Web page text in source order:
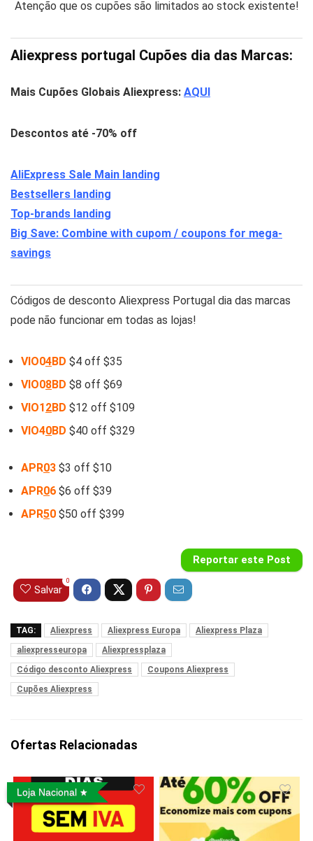
Atenção que os cupões são limitados ao stock existente!
Aliexpress portugal Cupões dia das Marcas:
Mais Cupões Globais Aliexpress: AQUI
Descontos até -70% off
AliExpress Sale Main landing
Bestsellers landing
Top-brands landing
Big Save: Combine with cupom / coupons for mega-
savings
Códigos de desconto Aliexpress Portugal dia das marcas
pode não funcionar em todas as lojas!
VIO04BD $4 off $35
VIO08BD $8 off $69
VIO12BD $12 off $109
VIO40BD $40 off $329
APR03 $3 off $10
APR06 $6 off $39
APR50 $50 off $399
Reportar este Post
Salvar
0
TAG: Aliexpress Aliexpress Europa
Aliexpress Plaza
aliexpresseuropa
Aliexpressplaza
Código desconto Aliexpress
Coupons Aliexpress
Cupões Aliexpress
Ofertas Relacionadas
Loja Nacional